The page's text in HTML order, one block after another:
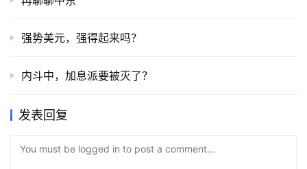
强势美元，强得起来吗？
内斗中，加息派要被灭了？
发表回复
You must be logged in to post a comment...